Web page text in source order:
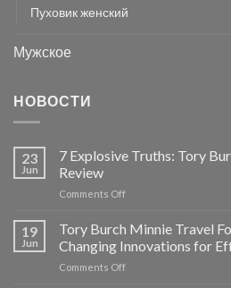
Пуховик женский
Мужское
НОВОСТИ
23
Jun
7 Explosive Truths: Tory
Review
Comments Offon
Explosive
Tory
Burch
19
Jun
Tory Burch Minnie Travel
Changing Innovations for
Comments Offon